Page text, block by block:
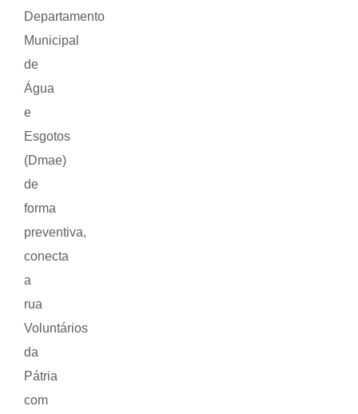
Departamento
Municipal
de
Água
e
Esgotos
(Dmae)
de
forma
preventiva,
conecta
a
rua
Voluntários
da
Pátria
com